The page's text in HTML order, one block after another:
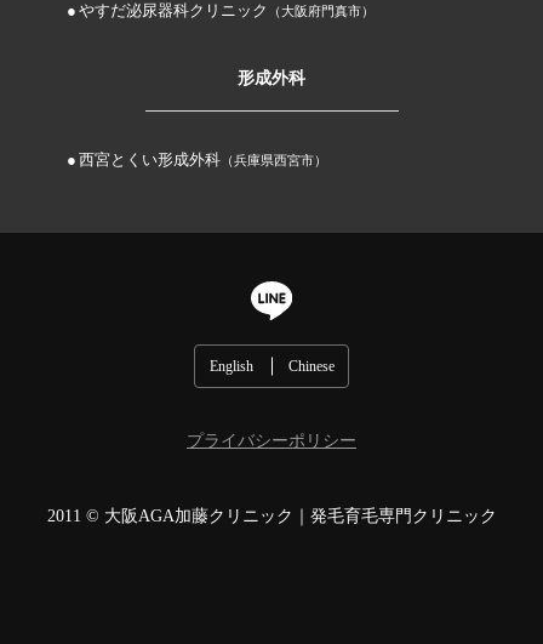
やすだ泌尿器科クリニック （大阪府門真市）
形成外科
西宮とくい形成外科 （兵庫県西宮市）
English Chinese
プライバシーポリシー
2011 © 大阪AGA加藤クリニック｜発毛育毛専門クリニック